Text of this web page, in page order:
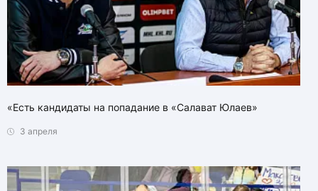
«Есть кандидаты на попадание в «Салават Юлаев»
3 апреля